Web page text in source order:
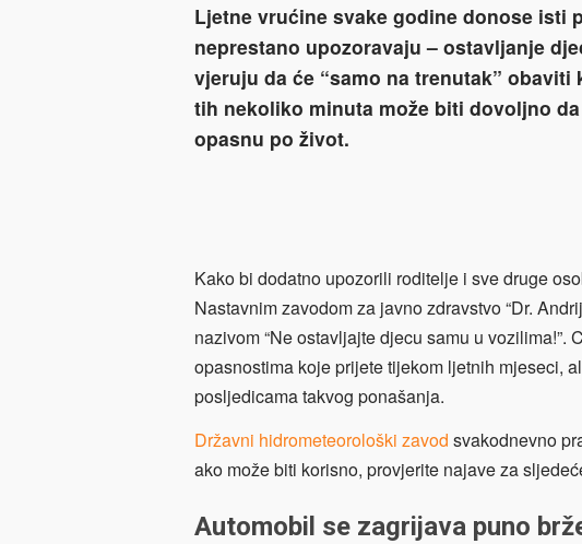
Ljetne vrućine svake godine donose isti
neprestano upozoravaju – ostavljanje
vjeruju da će “samo na trenutak”
tih nekoliko minuta može biti dovoljno
opasnu po život.
Kako bi dodatno upozorili roditelje i sve druge
Nastavnim zavodom za javno zdravstvo “Dr.
nazivom “Ne ostavljajte djecu samu u
opasnostima koje prijete tijekom ljetnih mjeseci,
posljedicama takvog ponašanja.
Državni hidrometeorološki zavod svakodnevno
ako može biti korisno, provjerite najave za
Automobil se zagrijava puno